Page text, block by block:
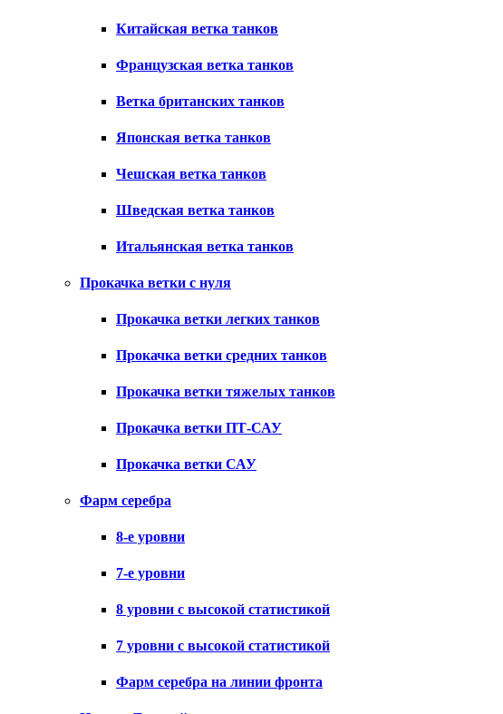
Китайская ветка танков
Французская ветка танков
Ветка британских танков
Японская ветка танков
Чешская ветка танков
Шведская ветка танков
Итальянская ветка танков
Прокачка ветки с нуля
Прокачка ветки легких танков
Прокачка ветки средних танков
Прокачка ветки тяжелых танков
Прокачка ветки ПТ-САУ
Прокачка ветки САУ
Фарм серебра
8-е уровни
7-е уровни
8 уровни с высокой статистикой
7 уровни с высокой статистикой
Фарм серебра на линии фронта